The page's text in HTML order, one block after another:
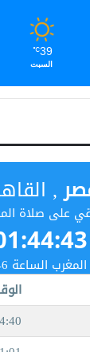
39
℃
السبت